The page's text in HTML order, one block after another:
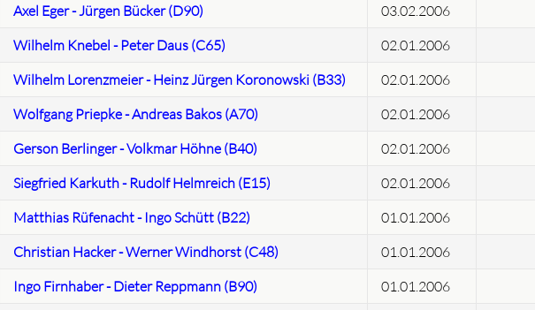
Axel Eger - Jürgen Bücker (D90)
03.02.2006
Wilhelm Knebel - Peter Daus (C65)
02.01.2006
Wilhelm Lorenzmeier - Heinz Jürgen Koronowski (B33)
02.01.2006
Wolfgang Priepke - Andreas Bakos (A70)
02.01.2006
Gerson Berlinger - Volkmar Höhne (B40)
02.01.2006
Siegfried Karkuth - Rudolf Helmreich (E15)
02.01.2006
Matthias Rüfenacht - Ingo Schütt (B22)
01.01.2006
Christian Hacker - Werner Windhorst (C48)
01.01.2006
Ingo Firnhaber - Dieter Reppmann (B90)
01.01.2006